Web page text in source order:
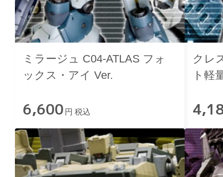
ミラージュ C04-ATLAS フォ
ックス・アイ Ver.
6,600 円 税込
クレ
ト軽